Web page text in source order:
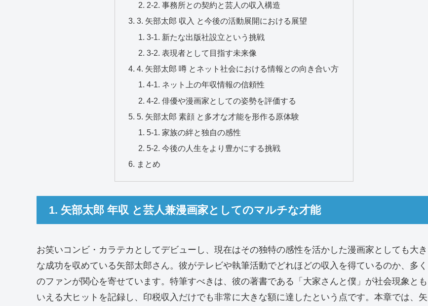
2-2. 事務所との契約と芸人の収入構造
3. 矢部太郎 収入 と今後の活動展開における展望
3-1. 新たな出版社設立という挑戦
3-2. 表現者として目指す未来像
4. 矢部太郎 噂 とネット社会における情報との向き合い方
4-1. ネット上の年収情報の信頼性
4-2. 俳優や漫画家としての姿勢を評価する
5. 矢部太郎 素顔 と多才な才能を形作る原体験
5-1. 家族の絆と独自の感性
5-2. 今後の人生をより豊かにする挑戦
まとめ
1. 矢部太郎 年収 と芸人兼漫画家としてのマルチな才能
お笑いコンビ・カラテカとしてデビューし、現在はその独特の感性を活かした漫画家としても大き
な成功を収めている矢部太郎さん。彼がテレビや執筆活動でどれほどの収入を得ているのか、多く
のファンが関心を寄せています。特筆すべきは、彼の著書である「大家さんと僕」が社会現象とも
いえる大ヒットを記録し、印税収入だけでも非常に大きな額に達したという点です。本章では、矢